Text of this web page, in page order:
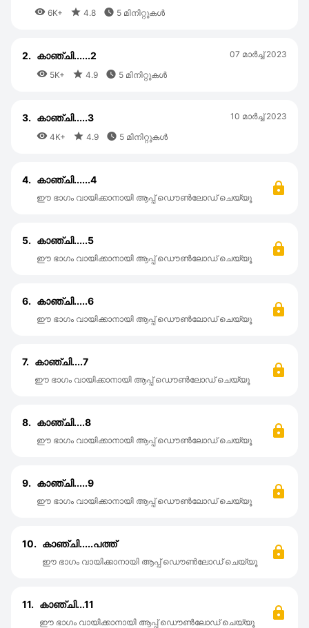
 6K+  4.8  5 മിനിറ്റുകൾ
2. കാഞ്ചി......2
 5K+  4.9  5 മിനിറ്റുകൾ
07 മാര്‍ച്ച് 2023
3. കാഞ്ചി.....3
 4K+  4.9  5 മിനിറ്റുകൾ
10 മാര്‍ച്ച് 2023
4. കാഞ്ചി......4
ഈ ഭാഗം വായിക്കാനായി ആപ്പ് ഡൌൺലോഡ് ചെയ്യൂ
5. കാഞ്ചി.....5
ഈ ഭാഗം വായിക്കാനായി ആപ്പ് ഡൌൺലോഡ് ചെയ്യൂ
6. കാഞ്ചി.....6
ഈ ഭാഗം വായിക്കാനായി ആപ്പ് ഡൌൺലോഡ് ചെയ്യൂ
7. കാഞ്ചി....7
ഈ ഭാഗം വായിക്കാനായി ആപ്പ് ഡൌൺലോഡ് ചെയ്യൂ
8. കാഞ്ചി....8
ഈ ഭാഗം വായിക്കാനായി ആപ്പ് ഡൌൺലോഡ് ചെയ്യൂ
9. കാഞ്ചി.....9
ഈ ഭാഗം വായിക്കാനായി ആപ്പ് ഡൌൺലോഡ് ചെയ്യൂ
10. കാഞ്ചി.....പത്ത്
ഈ ഭാഗം വായിക്കാനായി ആപ്പ് ഡൌൺലോഡ് ചെയ്യൂ
11. കാഞ്ചി...11
ഈ ഭാഗം വായിക്കാനായി ആപ്പ് ഡൌൺലോഡ് ചെയ്യൂ